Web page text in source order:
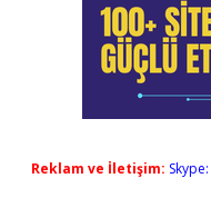
Reklam ve İletişim: